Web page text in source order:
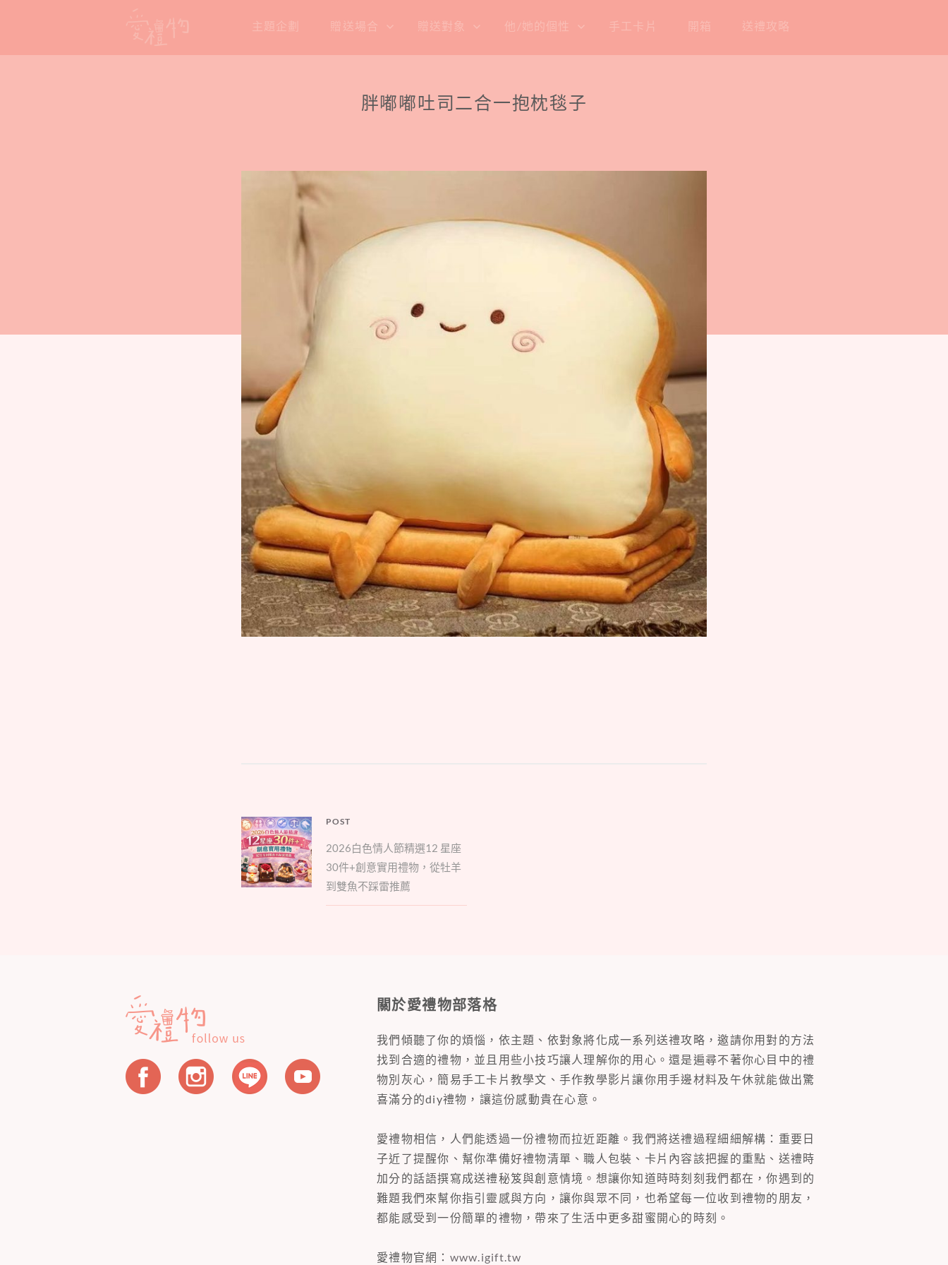
content
主題企劃 贈送場合 贈送對象 他/她的個性 手工卡片 開箱 送禮攻略
胖嘟嘟吐司二合一抱枕毯子
文
章
導
覽
POST
Parent
post:
2026白色情人節精選12 星座
30件+創意實用禮物，從牡羊
到雙魚不踩雷推薦
關於愛禮物部落格
我們傾聽了你的煩惱，依主題、依對象將化成一系列送禮攻略，邀請你用對的方法
找到合適的禮物，並且用些小技巧讓人理解你的用心。還是遍尋不著你心目中的禮
物別灰心，簡易手工卡片教學文、手作教學影片讓你用手邊材料及午休就能做出驚
喜滿分的diy禮物，讓這份感動貴在心意。
愛禮物相信，人們能透過一份禮物而拉近距離。我們將送禮過程細細解構：重要日
子近了提醒你、幫你準備好禮物清單、職人包裝、卡片內容該把握的重點、送禮時
加分的話語撰寫成送禮秘笈與創意情境。想讓你知道時時刻刻我們都在，你遇到的
難題我們來幫你指引靈感與方向，讓你與眾不同，也希望每一位收到禮物的朋友，
都能感受到一份簡單的禮物，帶來了生活中更多甜蜜開心的時刻。
愛禮物官網： www.igift.tw